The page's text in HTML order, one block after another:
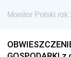
Monitor Polski rok